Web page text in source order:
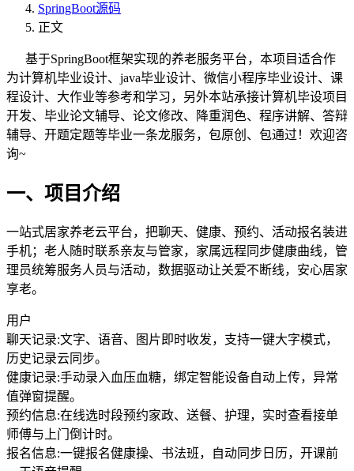
SpringBoot源码
正文
基于SpringBoot框架实现的养老服务平台，本项目适合作
为计算机毕业设计、java毕业设计、微信小程序毕业设计、课
程设计、大作业等参考和学习，另外本站承接计算机毕设项目
开发、毕业论文辅导、论文修改、降重润色、程序讲解、答辩
辅导、开题定题等毕业一条龙服务，包原创、包通过！欢迎咨
询~
一、项目介绍
一站式居家养老云平台，把聊天、健康、预约、活动报名装进
手机；老人随时联系亲友与管家，家属远程同步健康曲线，管
理员统筹服务人员与活动，数据驱动让关爱不断线，安心居家
享老。
用户
聊天记录:文字、语音、图片即时收发，支持一键大字模式，
历史记录云同步。
健康记录:手动录入血压血糖，绑定智能设备自动上传，异常
值弹窗提醒。
预约信息:在线选时段预约家政、送餐、护理，实时查看接单
师傅与上门倒计时。
报名信息:一键报名健康操、书法班，自动同步日历，开课前